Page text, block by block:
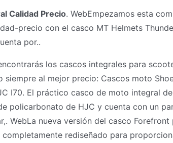
Calidad Precio. WebEmpezamos esta
precio con el casco MT Helmets
por..
los cascos integrales para
siempre al mejor precio: Cascos moto
I70. El práctico casco de moto integral
policarbonato de HJC y cuenta con un
WebLa nueva versión del casco
rediseñado para